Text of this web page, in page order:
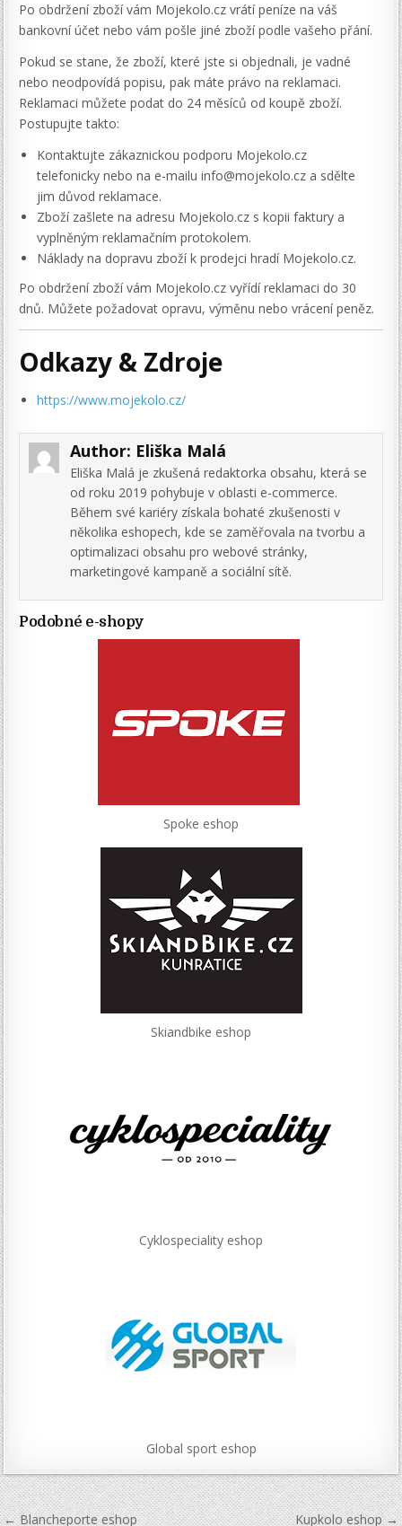
Po obdržení zboží vám Mojekolo.cz vrátí peníze na váš
bankovní účet nebo vám pošle jiné zboží podle vašeho přání.
Pokud se stane, že zboží, které jste si objednali, je vadné
nebo neodpovídá popisu, pak máte právo na reklamaci.
Reklamaci můžete podat do 24 měsíců od koupě zboží.
Postupujte takto:
Kontaktujte zákaznickou podporu Mojekolo.cz
telefonicky nebo na e-mailu info@mojekolo.cz a sdělte
jim důvod reklamace.
Zboží zašlete na adresu Mojekolo.cz s kopii faktury a
vyplněným reklamačním protokolem.
Náklady na dopravu zboží k prodejci hradí Mojekolo.cz.
Po obdržení zboží vám Mojekolo.cz vyřídí reklamaci do 30
dnů. Můžete požadovat opravu, výměnu nebo vrácení peněz.
Odkazy & Zdroje
https://www.mojekolo.cz/
Author: Eliška Malá
Eliška Malá je zkušená redaktorka obsahu, která se
od roku 2019 pohybuje v oblasti e-commerce.
Během své kariéry získala bohaté zkušenosti v
několika eshopech, kde se zaměřovala na tvorbu a
optimalizaci obsahu pro webové stránky,
marketingové kampaně a sociální sítě.
Podobné e-shopy
Spoke eshop
Skiandbike eshop
Cyklospeciality eshop
Global sport eshop
← Blancheporte eshop Kupkolo eshop →